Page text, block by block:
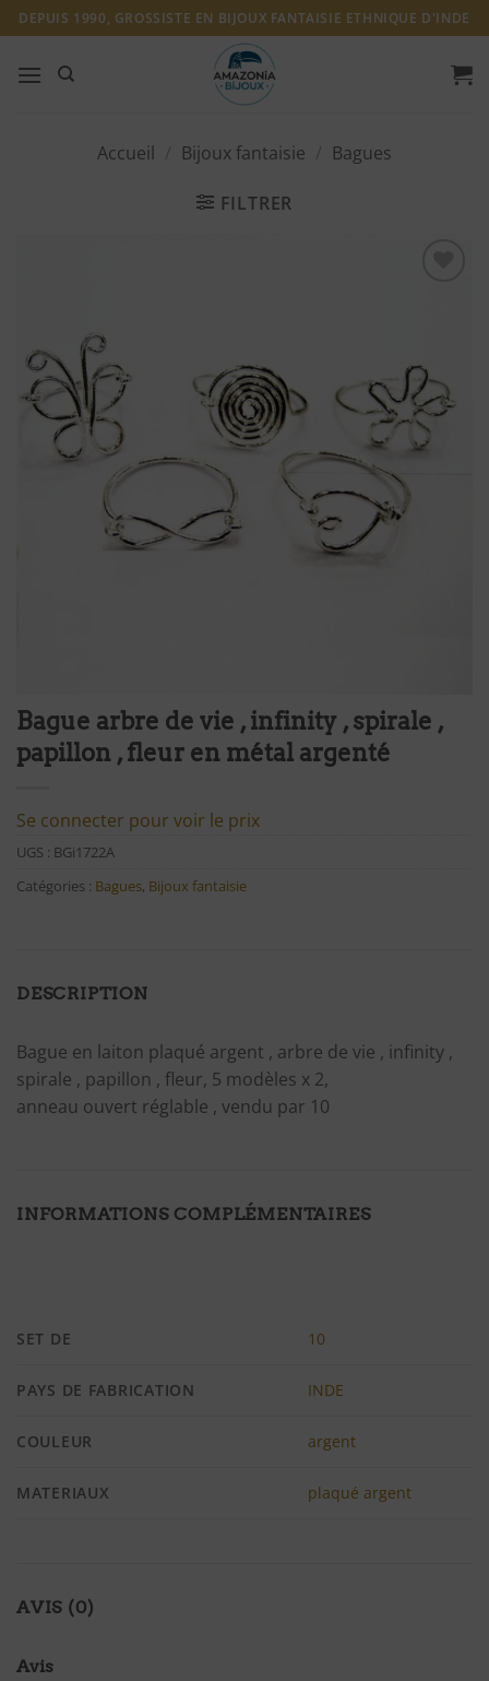
Passer
au
contenu
DEPUIS 1990, GROSSISTE EN BIJOUX FANTAISIE ETHNIQUE D'INDE
Accueil Bijoux fantaisie Bagues
FILTRER
d'envies
Bague arbre de vie , infinity , spirale ,
papillon , fleur en métal argenté
Se connecter pour voir le prix
UGS : BGi1722A
Catégories : Bagues, Bijoux fantaisie
DESCRIPTION
Bague en laiton plaqué argent , arbre de vie , infinity ,
spirale , papillon , fleur, 5 modèles x 2,
anneau ouvert réglable , vendu par 10
INFORMATIONS COMPLÉMENTAIRES
SET DE 10
PAYS DE FABRICATION INDE
COULEUR argent
MATERIAUX plaqué argent
AVIS (0)
Avis